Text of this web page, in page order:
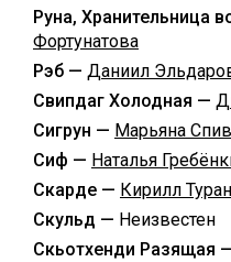
Руна, Хранительница
Фортунатова
Рэб — Даниил
Свипдаг Холодная —
Сигрун — Марьяна
Сиф — Наталья
Скарде — Кирилл
Скульд — Неизвестен
Скьотхенди Разящая